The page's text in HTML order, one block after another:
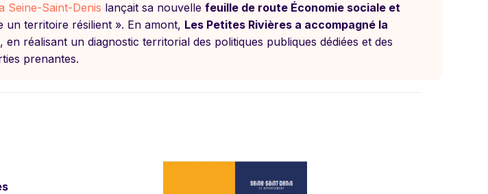
Seine-Saint-Denis lançait sa nouvelle feuille de route Économie sociale et
territoire résilient ». En amont, Les Petites Rivières a accompagné la
, en réalisant un diagnostic territorial des politiques publiques dédiées et des
prenantes.